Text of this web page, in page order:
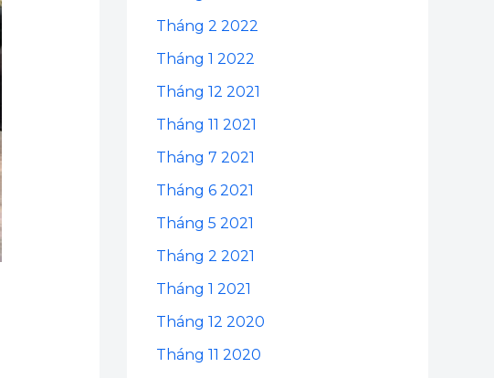
Tháng 2 2022
Tháng 1 2022
Tháng 12 2021
Tháng 11 2021
Tháng 7 2021
Tháng 6 2021
Tháng 5 2021
Tháng 2 2021
Tháng 1 2021
Tháng 12 2020
Tháng 11 2020